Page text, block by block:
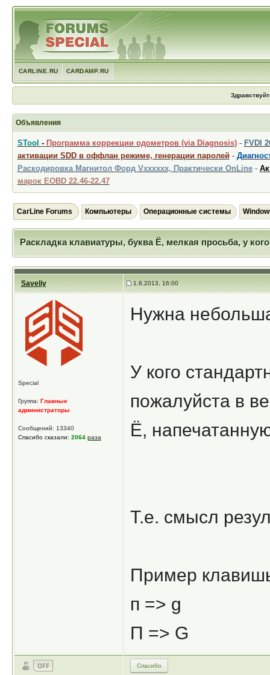
CARLINE.RU CARDAMP.RU
Объявления
STool - Программа коррекции одометров (via Diagnosis)- FVDI
активации SDD в оффлан режиме, генерации паролей -
Раскодировка Магнитол Форд Vxxxxxx, Практически OnLine-
марок EOBD 22.46-22.47
CarLine Forums Компьютеры Операционные системы
Раскладка клавиатуры, буква Ё, мелкая просьба, у
Saveliy 1.8.2013, 16:00
Special
Группа: Главные
администраторы
Сообщений: 13340
Спасибо сказали: 2064 раза
Нужна
У кого
пожалуйста в
Ё,
Т.е. смысл
Пример
п => g
П => G
Спасибо